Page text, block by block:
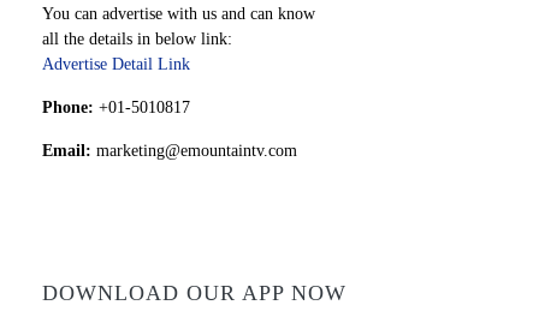
You can advertise with us and can know
all the details in below link:
Advertise Detail Link
Phone: +01-5010817
Email: marketing@emountaintv.com
DOWNLOAD OUR APP NOW